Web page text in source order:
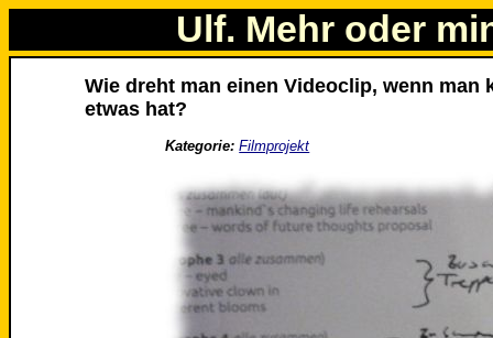
Ulf. Mehr oder
Wie dreht man einen Videoclip, wenn man
etwas hat?
Kategorie: Filmprojekt